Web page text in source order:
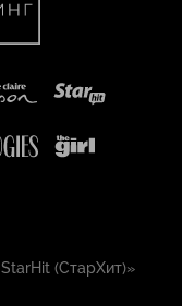
(СтарХит)»